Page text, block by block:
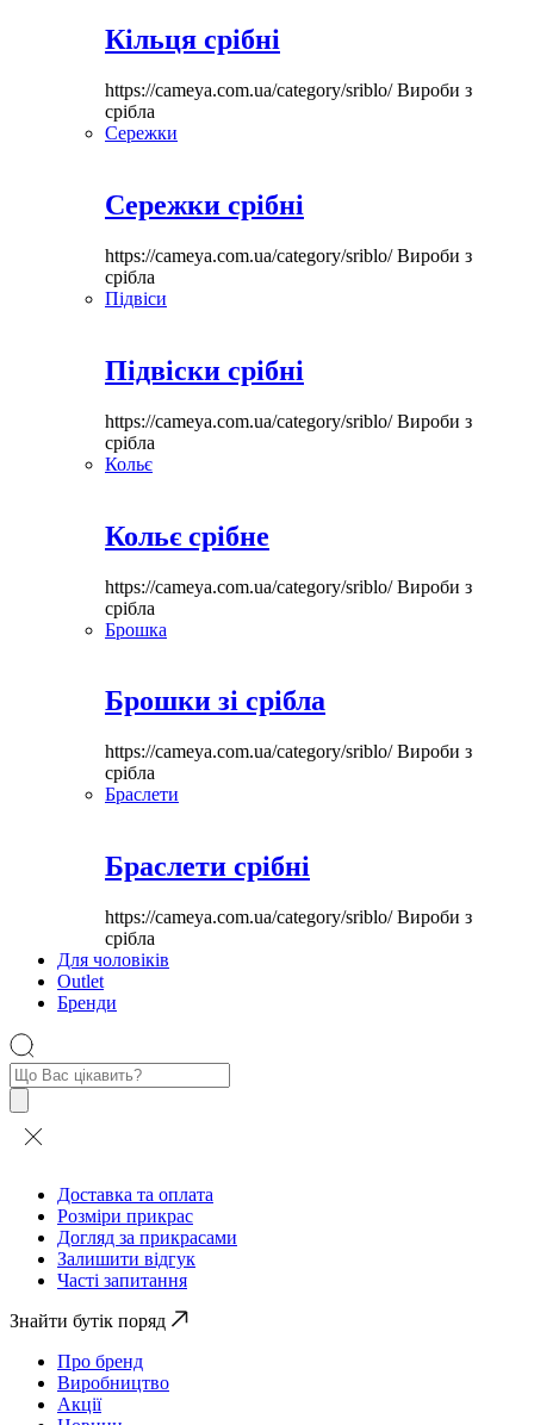
Кільця срібні
https://cameya.com.ua/category/sriblo/Вироби з
срібла
Сережки
Сережки срібні
https://cameya.com.ua/category/sriblo/Вироби з
срібла
Підвіси
Підвіски срібні
https://cameya.com.ua/category/sriblo/Вироби з
срібла
Кольє
Кольє срібне
https://cameya.com.ua/category/sriblo/Вироби з
срібла
Брошка
Брошки зі срібла
https://cameya.com.ua/category/sriblo/Вироби з
срібла
Браслети
Браслети срібні
https://cameya.com.ua/category/sriblo/Вироби з
срібла
Для чоловіків
Outlet
Бренди
Пошук
товарів
Доставка та оплата
Розміри прикрас
Догляд за прикрасами
Залишити відгук
Часті запитання
Знайти бутік поряд
Про бренд
Виробництво
Акції